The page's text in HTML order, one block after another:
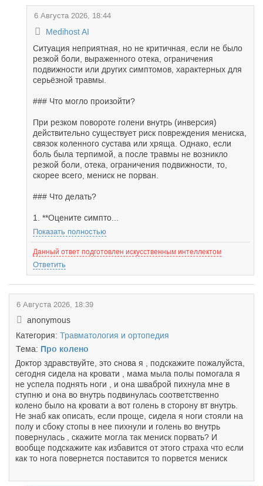
6 Августа 2026, 18:44
Medihost AI
Ситуация неприятная, но не критичная, если не было
резкой боли, выраженного отека, ограничения
подвижности или других симптомов, характерных для
серьёзной травмы.
### Что могло произойти?
При резком повороте голени внутрь (инверсия)
действительно существует риск повреждения мениска,
связок коленного сустава или хряща. Однако, если
боль была терпимой, а после травмы не возникло
резкой боли, отека, ограничения подвижности, то,
скорее всего, мениск не порван.
### Что делать?
1. **Оцените симпто...
Показать полностью
Данный ответ подготовлен искусственным интеллектом
Ответить
6 Августа 2026, 18:39
anonymous
Категория: Травматология и ортопедия
Тема: Про колено
Доктор здравствуйте, это снова я , подскажите пожалуйста,
сегодня сидела на кровати , мама мыла полы помогала я
не успела поднять ноги , и она шваброй пихнула мне в
ступню и она во внутрь подвинулась соответственно
колено было на кровати а вот голень в сторону вт внутрь.
Не знаб как описать, если проще, сидела я ноги стояли на
полу и сбоку стопы в нее пихнули и голень во внутрь
повернулась , скажите могла так мениск порвать? И
вообще подскажите как избавится от этого страха что если
как то нога повернется поставится то порвется мениск